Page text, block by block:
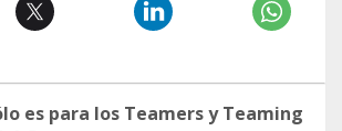
es para los Teamers y Teaming